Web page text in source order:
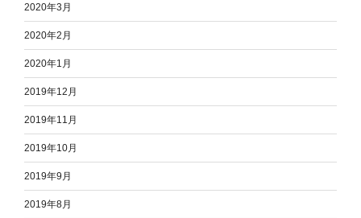
2020年3月
2020年2月
2020年1月
2019年12月
2019年11月
2019年10月
2019年9月
2019年8月